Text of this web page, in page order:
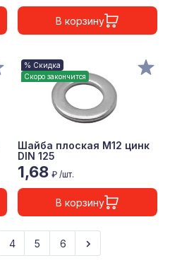
В корзину
% Скидка
Скоро закончится
Шайба плоская М12 цинк
DIN 125
1,68 ₽ /шт.
В корзину
4 5 6